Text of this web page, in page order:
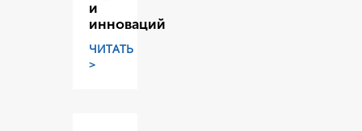
и
инноваций
ЧИТАТЬ
>